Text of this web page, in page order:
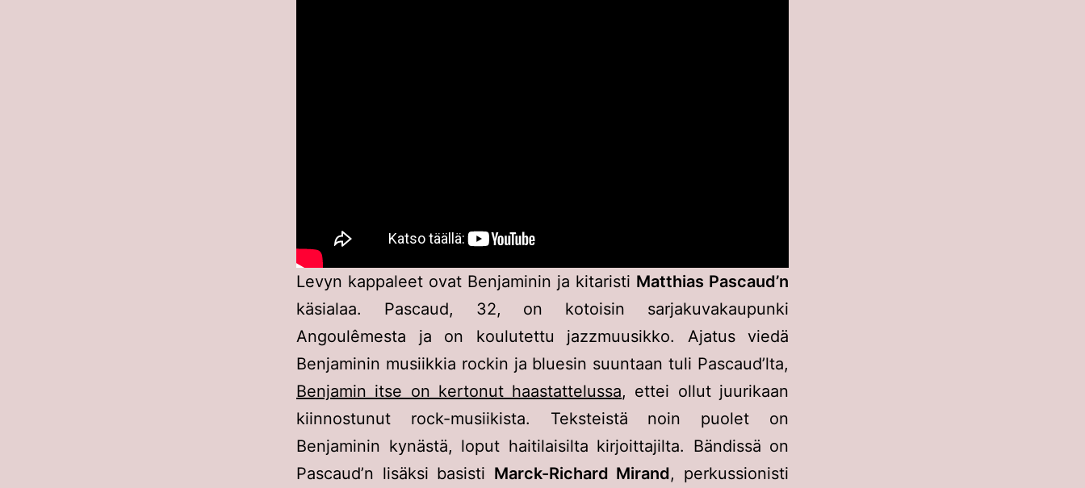
Levyn kappaleet ovat Benjaminin ja kitaristi Matthias Pascaud’n
käsialaa. Pascaud, 32, on kotoisin sarjakuvakaupunki
Angoulêmesta ja on koulutettu jazzmuusikko. Ajatus viedä
Benjaminin musiikkia rockin ja bluesin suuntaan tuli Pascaud’lta,
Benjamin itse on kertonut haastattelussa, ettei ollut juurikaan
kiinnostunut rock-musiikista. Teksteistä noin puolet on
Benjaminin kynästä, loput haitilaisilta kirjoittajilta. Bändissä on
Pascaud’n lisäksi basisti Marck-Richard Mirand, perkussionisti